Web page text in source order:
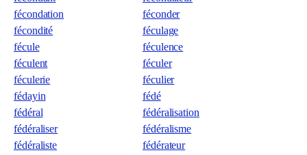
fécondation
féconder
fécondité
féculage
fécule
féculence
féculent
féculer
féculerie
féculier
fédayin
fédé
fédéral
fédéralisation
fédéraliser
fédéralisme
fédéraliste
fédérateur